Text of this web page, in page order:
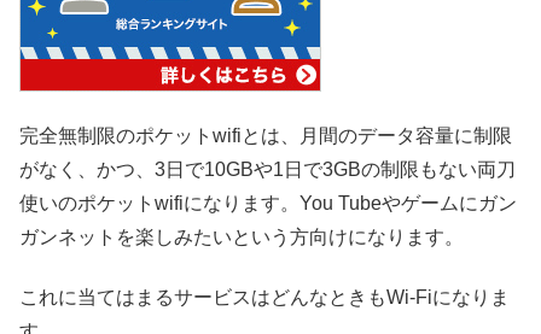
完全無制限のポケットwifiとは、月間のデータ容量に制限
がなく、かつ、3日で10GBや1日で3GBの制限もない両刀
使いのポケットwifiになります。You Tubeやゲームにガン
ガンネットを楽しみたいという方向けになります。
これに当てはまるサービスはどんなときもWi-Fiになりま